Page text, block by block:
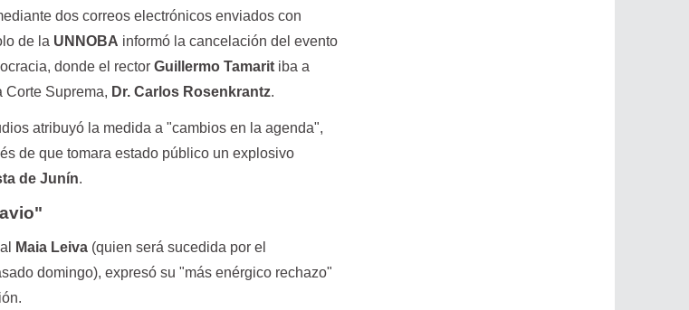
dos correos electrónicos enviados con
de la UNNOBA informó la cancelación del evento
donde el rectorGuillermo Tamarit iba a
Corte Suprema, Dr. Carlos Rosenkrantz.
atribuyó la medida a "cambios en la agenda",
de que tomara estado público un explosivo
de Junín.
Maia Leiva (quien será sucedida por el
domingo), expresó su "más enérgico rechazo"